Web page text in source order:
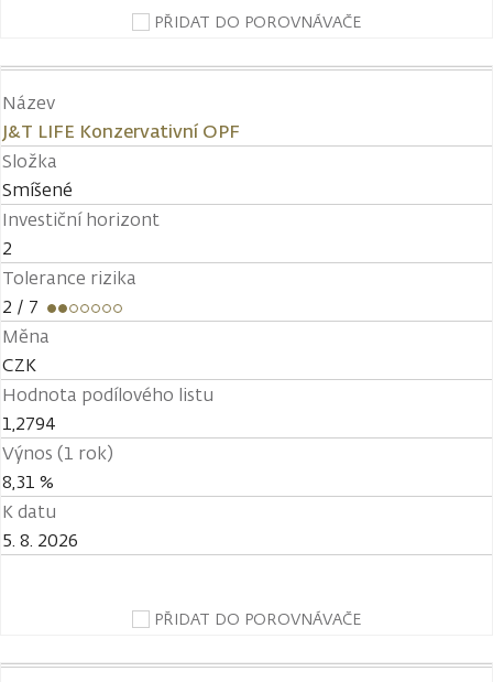
PŘIDAT DO POROVNÁVAČE
Název
J&T LIFE Konzervativní OPF
Složka
Smíšené
Investiční horizont
2
Tolerance rizika
2 / 7
Měna
CZK
Hodnota podílového listu
1,2794
Výnos (1 rok)
8,31 %
K datu
5. 8. 2026
PŘIDAT DO POROVNÁVAČE